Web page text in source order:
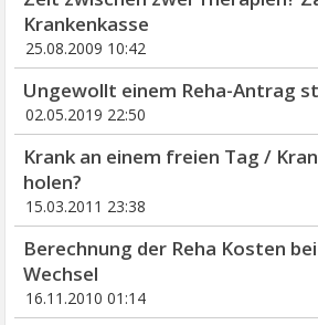
Krankenkasse
25.08.2009 10:42
Ungewollt einem Reha-Antrag
02.05.2019 22:50
Krank an einem freien Tag /
holen?
15.03.2011 23:38
Berechnung der Reha Kosten
Wechsel
16.11.2010 01:14